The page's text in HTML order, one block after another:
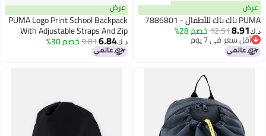
عرض
PUMA باك باك للأطفال - 7886801
د.ك‏8.91
12.51خصم 28%
أقل سعر في 7 يوم
أقل سعر في 7 يوم
عرض
PUMA Logo Print School Backpack
With Adjustable Straps And Zip
Closure
د.ك‏6.84
9.81خصم 30%